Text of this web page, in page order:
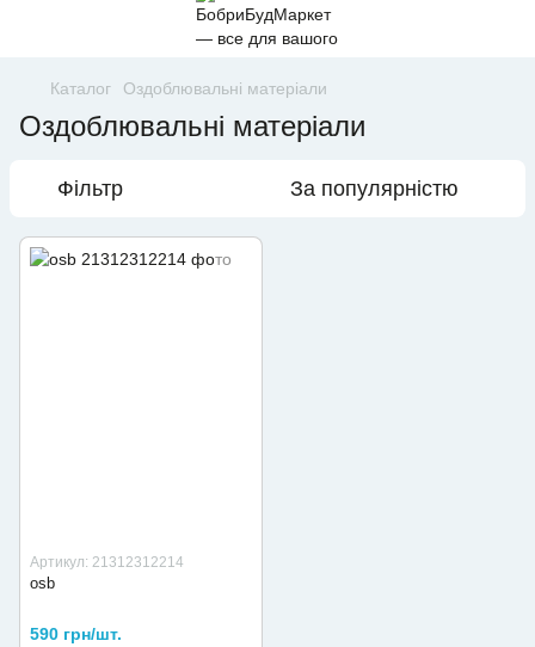
Каталог Оздоблювальні матеріали
Оздоблювальні матеріали
Фільтр За популярністю
Артикул: 21312312214
osb
590 грн/шт.